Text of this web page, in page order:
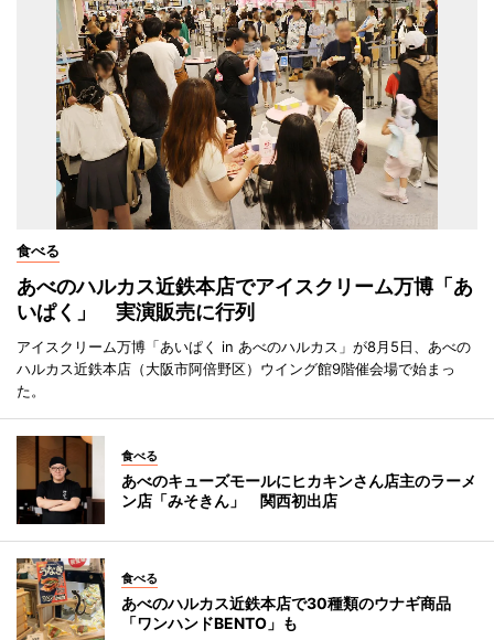
食べる
あべのハルカス近鉄本店でアイスクリーム万博「あ
いぱく」 実演販売に行列
アイスクリーム万博「あいぱく in あべのハルカス」が8月5日、あべの
ハルカス近鉄本店（大阪市阿倍野区）ウイング館9階催会場で始まっ
た。
食べる
あべのキューズモールにヒカキンさん店主のラーメ
ン店「みそきん」 関西初出店
食べる
あべのハルカス近鉄本店で30種類のウナギ商品
「ワンハンドBENTO」も